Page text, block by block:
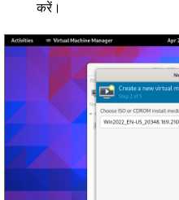
करें।